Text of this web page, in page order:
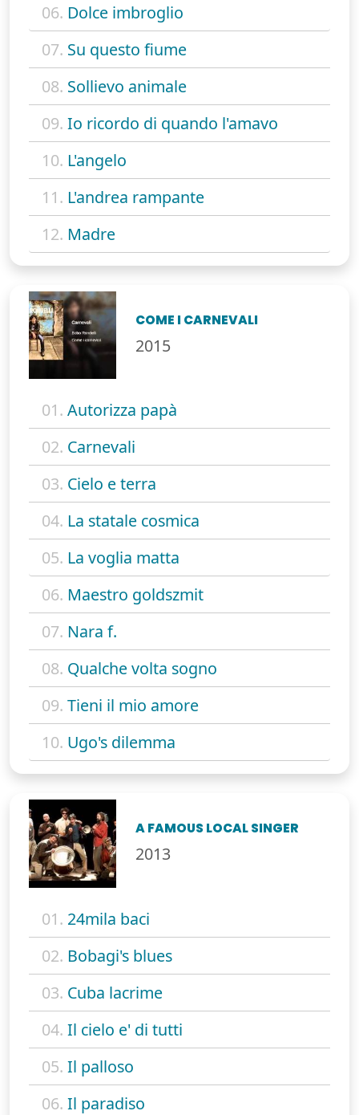
06. Dolce imbroglio
07. Su questo fiume
08. Sollievo animale
09. Io ricordo di quando l'amavo
10. L'angelo
11. L'andrea rampante
12. Madre
COME I CARNEVALI
2015
01. Autorizza papà
02. Carnevali
03. Cielo e terra
04. La statale cosmica
05. La voglia matta
06. Maestro goldszmit
07. Nara f.
08. Qualche volta sogno
09. Tieni il mio amore
10. Ugo's dilemma
A FAMOUS LOCAL SINGER
2013
01. 24mila baci
02. Bobagi's blues
03. Cuba lacrime
04. Il cielo e' di tutti
05. Il palloso
06. Il paradiso